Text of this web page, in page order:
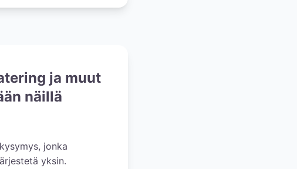
ja muut
näillä
jonka
yksin.